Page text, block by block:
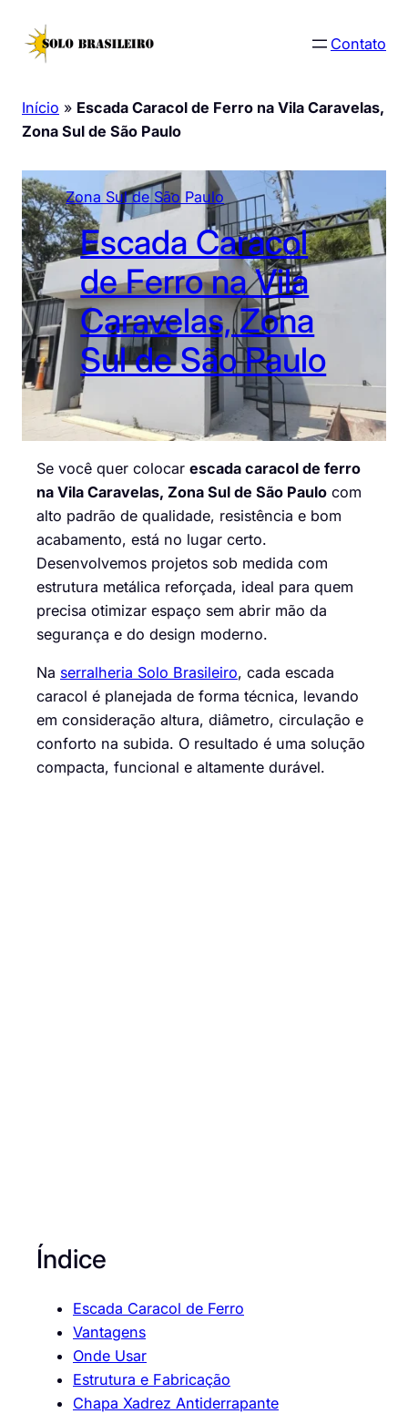
para
Contato
Início » Escada Caracol de Ferro na Vila Caravelas,
Zona Sul de São Paulo
Zona Sul de São Paulo
Escada Caracol
de Ferro na Vila
Caravelas, Zona
Sul de São Paulo
Se você quer colocar escada caracol de ferro
na Vila Caravelas, Zona Sul de São Paulo com
alto padrão de qualidade, resistência e bom
acabamento, está no lugar certo.
Desenvolvemos projetos sob medida com
estrutura metálica reforçada, ideal para quem
precisa otimizar espaço sem abrir mão da
segurança e do design moderno.
Na serralheria Solo Brasileiro, cada escada
caracol é planejada de forma técnica, levando
em consideração altura, diâmetro, circulação e
conforto na subida. O resultado é uma solução
compacta, funcional e altamente durável.
Índice
Escada Caracol de Ferro
Vantagens
Onde Usar
Estrutura e Fabricação
Chapa Xadrez Antiderrapante